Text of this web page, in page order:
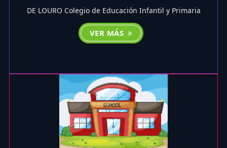
DE LOURO Colegio de Educación Infantil y Primaria
VER MÁS